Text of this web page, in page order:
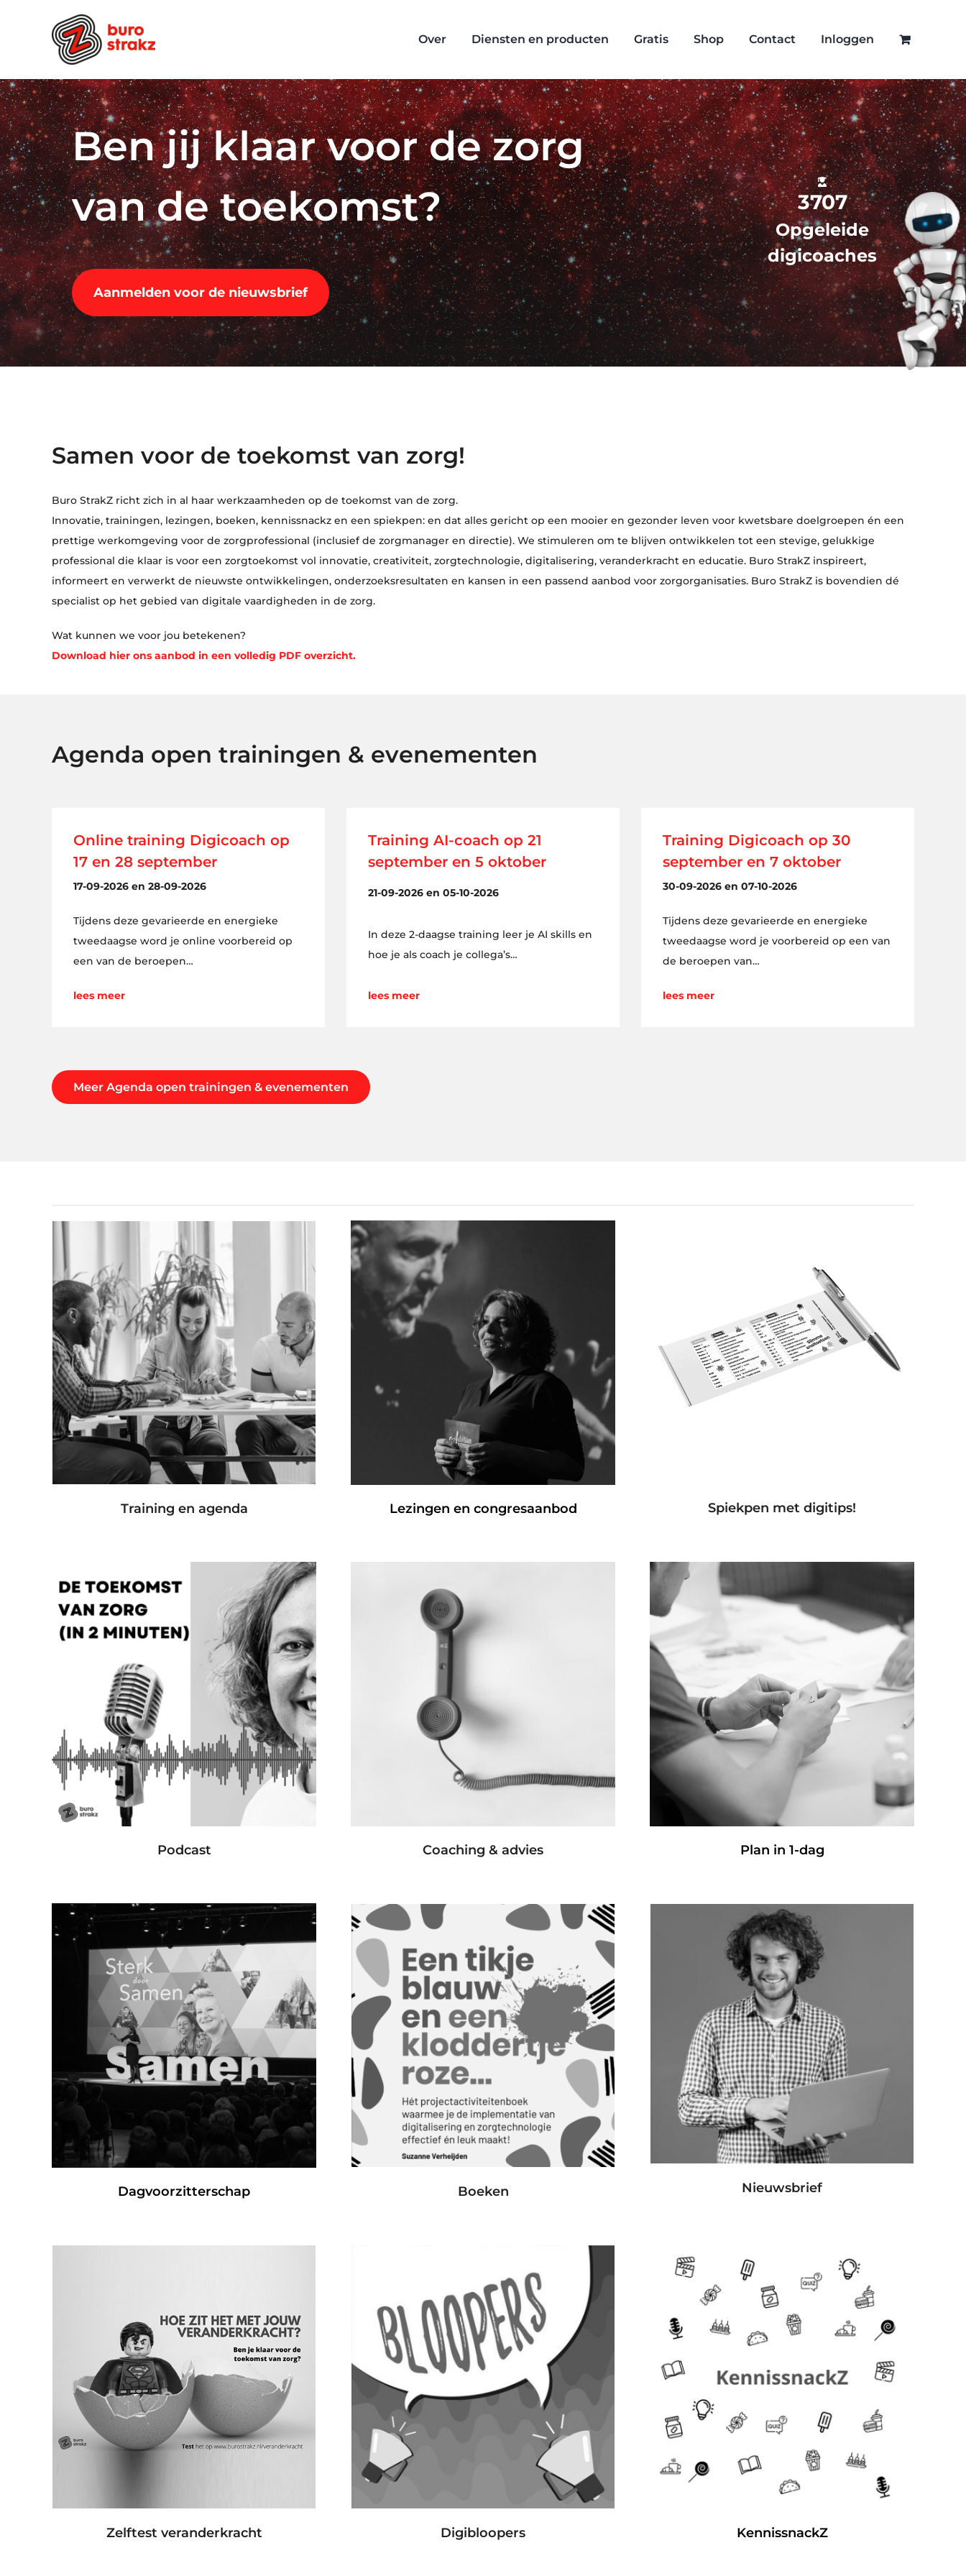
Over Diensten en producten Gratis Shop Contact Inloggen
Ben jij klaar voor de zorg
van de toekomst?
Aanmelden voor de nieuwsbrief
3707
Opgeleide
digicoaches
Samen voor de toekomst van zorg!
Buro StrakZ richt zich in al haar werkzaamheden op de toekomst van de zorg.
Innovatie, trainingen, lezingen, boeken, kennissnackz en een spiekpen: en dat alles gericht op een mooier en gezonder leven voor kwetsbare doelgroepen én een
prettige werkomgeving voor de zorgprofessional (inclusief de zorgmanager en directie). We stimuleren om te blijven ontwikkelen tot een stevige, gelukkige
professional die klaar is voor een zorgtoekomst vol innovatie, creativiteit, zorgtechnologie, digitalisering, veranderkracht en educatie. Buro StrakZ inspireert,
informeert en verwerkt de nieuwste ontwikkelingen, onderzoeksresultaten en kansen in een passend aanbod voor zorgorganisaties. Buro StrakZ is bovendien dé
specialist op het gebied van digitale vaardigheden in de zorg.
Wat kunnen we voor jou betekenen?
Download hier ons aanbod in een volledig PDF overzicht.
Agenda open trainingen & evenementen
Online training Digicoach op
17 en 28 september
17-09-2026 en 28-09-2026
Tijdens deze gevarieerde en energieke
tweedaagse word je online voorbereid op
een van de beroepen…
lees meer
Training AI-coach op 21
september en 5 oktober
21-09-2026 en 05-10-2026
In deze 2-daagse training leer je AI skills en
hoe je als coach je collega’s…
lees meer
Training Digicoach op 30
september en 7 oktober
30-09-2026 en 07-10-2026
Tijdens deze gevarieerde en energieke
tweedaagse word je voorbereid op een van
de beroepen van…
lees meer
Meer Agenda open trainingen & evenementen
Training en agenda Lezingen en congresaanbod Spiekpen met digitips!
Podcast Coaching & advies Plan in 1-dag
Dagvoorzitterschap Boeken Nieuwsbrief
Zelftest veranderkracht Digibloopers KennissnackZ